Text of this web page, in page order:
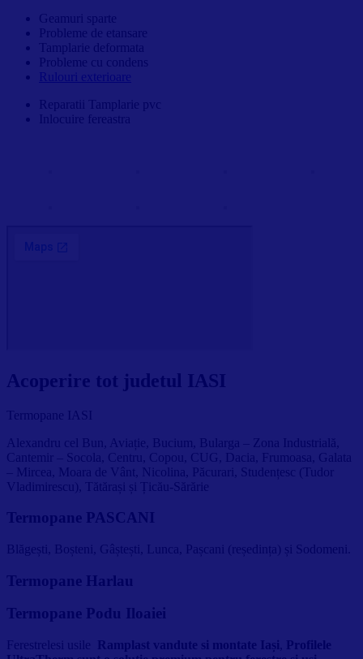
Geamuri sparte
Probleme de etansare
Tamplarie deformata
Probleme cu condens
Rulouri exterioare
Reparatii Tamplarie pvc
Inlocuire fereastra
Acoperire tot judetul IASI
Termopane IASI
Alexandru cel Bun, Aviație, Bucium, Bularga – Zona Industrială,
Cantemir – Socola, Centru, Copou, CUG, Dacia, Frumoasa, Galata
– Mircea, Moara de Vânt, Nicolina, Păcurari, Studențesc (Tudor
Vladimirescu), Tătărași și Țicău-Sărărie
Termopane PASCANI
Blăgești, Boșteni, Gâștești, Lunca, Pașcani (reședința) și Sodomeni.
Termopane Harlau
Termopane Podu Iloaiei
Ferestrelesi usile Ramplast vandute si montate Iași
Profilele